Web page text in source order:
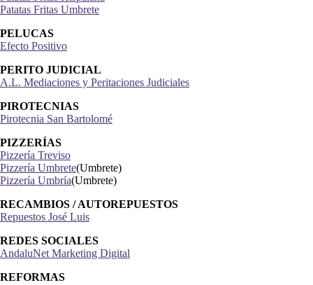
Patatas Fritas Umbrete
PELUCAS
Efecto Positivo
PERITO JUDICIAL
A.L. Mediaciones y Peritaciones Judiciales
PIROTECNIAS
Pirotecnia San Bartolomé
PIZZERÍAS
Pizzería Treviso
Pizzería Umbrete(Umbrete)
Pizzería Umbría(Umbrete)
RECAMBIOS / AUTOREPUESTOS
Repuestos José Luis
REDES SOCIALES
AndaluNet Marketing Digital
REFORMAS